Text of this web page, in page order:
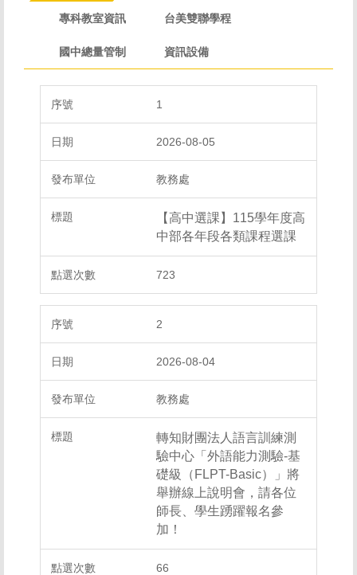
專科教室資訊 台美雙聯學程
國中總量管制 資訊設備
1
2026-08-05
教務處
【高中選課】115學年度高
中部各年段各類課程選課
723
2
2026-08-04
教務處
轉知財團法人語言訓練測
驗中心「外語能力測驗-基
礎級（FLPT-Basic）」將
舉辦線上說明會，請各位
師長、學生踴躍報名參
加！
66